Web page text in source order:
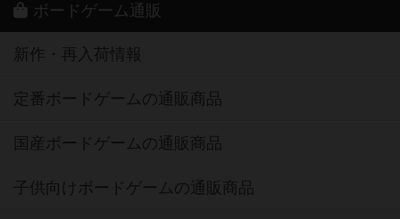
ボードゲーム通販
新作・再入荷情報
定番ボードゲームの通販商品
国産ボードゲームの通販商品
子供向けボードゲームの通販商品